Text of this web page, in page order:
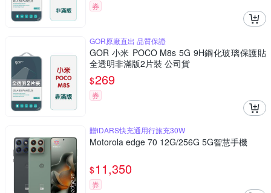
券
GOR原廠直出 品質保證
GOR 小米 POCO M8s 5G 9H鋼化玻璃保護貼
全透明非滿版2片裝 公司貨
$269
券
贈iDARS快充通用行旅充30W
Motorola edge 70 12G/256G 5G智慧手機
$11,350
券